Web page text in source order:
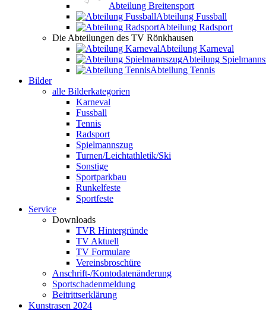
Abteilung Breitensport
Abteilung Fussball
Abteilung Radsport
Die Abteilungen des TV Rönkhausen
Abteilung Karneval
Abteilung
Abteilung Tennis
Bilder
alle Bilderkategorien
Karneval
Fussball
Tennis
Radsport
Spielmannszug
Turnen/Leichtathletik/Ski
Sonstige
Sportparkbau
Runkelfeste
Sportfeste
Service
Downloads
TVR Hintergründe
TV Aktuell
TV Formulare
Vereinsbroschüre
Anschrift-/Kontodatenänderung
Sportschadenmeldung
Beitrittserklärung
Kunstrasen 2024